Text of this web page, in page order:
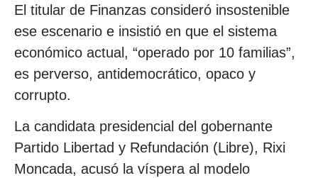
El titular de Finanzas consideró insostenible
ese escenario e insistió en que el sistema
económico actual, “operado por 10 familias”,
es perverso, antidemocrático, opaco y
corrupto.
La candidata presidencial del gobernante
Partido Libertad y Refundación (Libre), Rixi
Moncada, acusó la víspera al modelo